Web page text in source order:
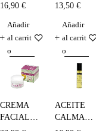
16,90 €
Añadir
al carrit
o
13,50 €
Añadir
al carrit
o
CREMA
FACIAL
DE NACAR
ACEITE
100 ml.